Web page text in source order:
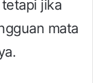
jika
mata